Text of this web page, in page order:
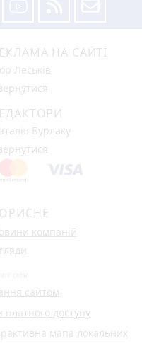
НА САЙТІ
Леськів
Бурлаку
компаній
сайтом
доступу
мапа локальних